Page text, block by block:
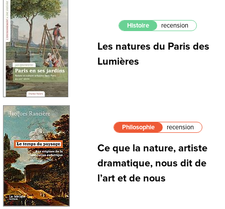
Histoire recension
Les natures du Paris des
Lumières
Philosophie recension
Ce que la nature, artiste
dramatique, nous dit de
l’art et de nous